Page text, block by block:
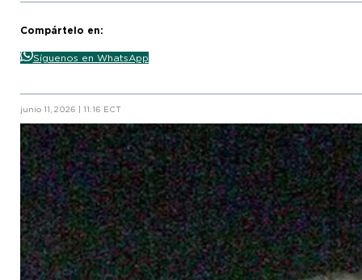
Compártelo en:
Síguenos en WhatsApp
junio 11, 2026 | 11:16 ECT